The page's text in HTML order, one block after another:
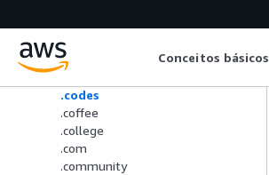
Conceitos básicos
.cloud
.club
.codes
.coffee
.college
.com
.community